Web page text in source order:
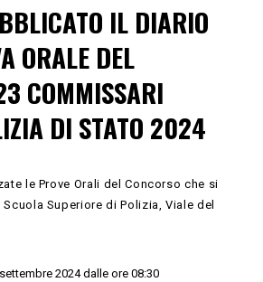
IL DIARIO
ORALE DEL
COMMISSARI
DI STATO 2024
le Prove Orali del Concorso che si
Superiore di Polizia, Viale del
2024 dalle ore 08:30